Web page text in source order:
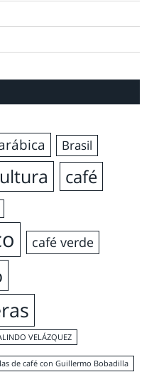
Brasil
café
café verde
VELÁZQUEZ
de café con Guillermo Bobadilla